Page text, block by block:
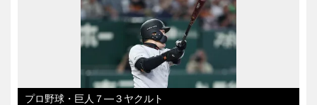
プロ野球・巨人７―３ヤクルト